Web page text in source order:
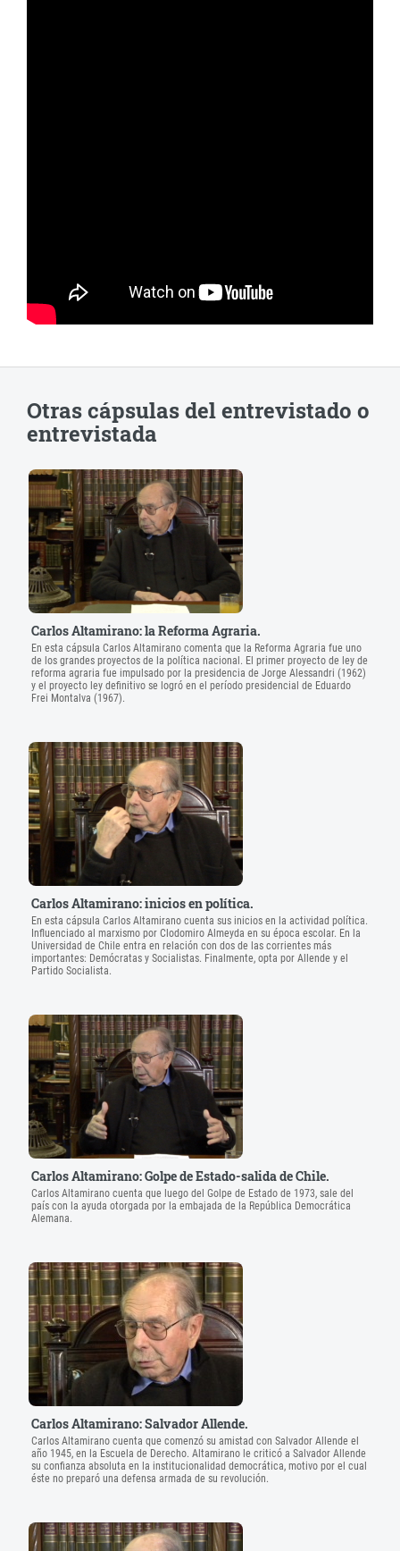
Otras cápsulas del entrevistado o
entrevistada
Carlos Altamirano: la Reforma Agraria.
En esta cápsula Carlos Altamirano comenta que la Reforma Agraria fue uno
de los grandes proyectos de la política nacional. El primer proyecto de ley de
reforma agraria fue impulsado por la presidencia de Jorge Alessandri (1962)
y el proyecto ley definitivo se logró en el período presidencial de Eduardo
Frei Montalva (1967).
Carlos Altamirano: inicios en política.
En esta cápsula Carlos Altamirano cuenta sus inicios en la actividad política.
Influenciado al marxismo por Clodomiro Almeyda en su época escolar. En la
Universidad de Chile entra en relación con dos de las corrientes más
importantes: Demócratas y Socialistas. Finalmente, opta por Allende y el
Partido Socialista.
Carlos Altamirano: Golpe de Estado-salida de Chile.
Carlos Altamirano cuenta que luego del Golpe de Estado de 1973, sale del
país con la ayuda otorgada por la embajada de la República Democrática
Alemana.
Carlos Altamirano: Salvador Allende.
Carlos Altamirano cuenta que comenzó su amistad con Salvador Allende el
año 1945, en la Escuela de Derecho. Altamirano le criticó a Salvador Allende
su confianza absoluta en la institucionalidad democrática, motivo por el cual
éste no preparó una defensa armada de su revolución.